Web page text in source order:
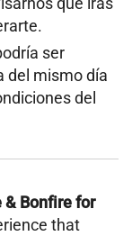
ser
del mismo día
del
& Bonfire for
that